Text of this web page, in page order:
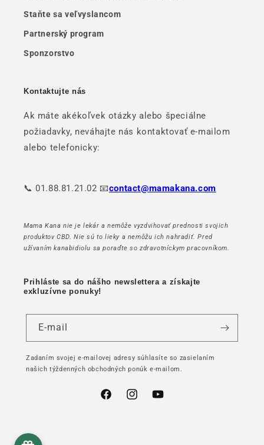
Staňte sa veľvyslancom
Partnerský program
Sponzorstvo
Kontaktujte nás
Ak máte akékoľvek otázky alebo špeciálne
požiadavky, neváhajte nás kontaktovať e-mailom
alebo telefonicky:
📞 01.88.81.21.02 📧contact@mamakana.com
Mama Kana nie je lekár a nemôže vyzdvihovať prednosti svojich
produktov CBD. Nie sú to lieky a nemôžu ich nahradiť. Pred
užívaním kanabidiolu sa poraďte so zdravotníckym pracovníkom.
Prihláste sa do nášho newslettera a získajte
exkluzívne ponuky!
E-mail
Zadaním svojej e-mailovej adresy súhlasíte so zasielaním
našich týždenných obchodných ponúk e-mailom.
FacebookInstagramYouTube